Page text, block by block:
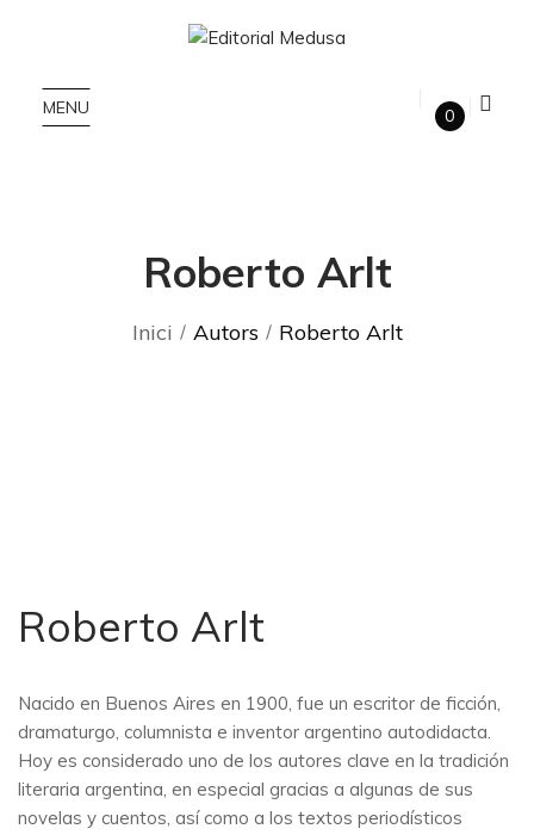
MENU 0
Roberto Arlt
Inici Autors Roberto Arlt
Roberto Arlt
Nacido en Buenos Aires en 1900, fue un escritor de ficción,
dramaturgo, columnista e inventor argentino autodidacta.
Hoy es considerado uno de los autores clave en la tradición
literaria argentina, en especial gracias a algunas de sus
novelas y cuentos, así como a los textos periodísticos